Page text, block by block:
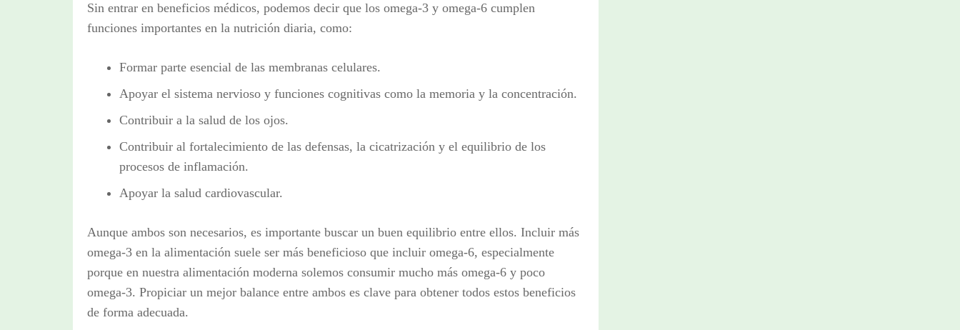
Sin entrar en beneficios médicos, podemos decir que los omega-3 y omega-6 cumplen
funciones importantes en la nutrición diaria, como:
Formar parte esencial de las membranas celulares.
Apoyar el sistema nervioso y funciones cognitivas como la memoria y la concentración.
Contribuir a la salud de los ojos.
Contribuir al fortalecimiento de las defensas, la cicatrización y el equilibrio de los
procesos de inflamación.
Apoyar la salud cardiovascular.
Aunque ambos son necesarios, es importante buscar un buen equilibrio entre ellos. Incluir más
omega-3 en la alimentación suele ser más beneficioso que incluir omega-6, especialmente
porque en nuestra alimentación moderna solemos consumir mucho más omega-6 y poco
omega-3. Propiciar un mejor balance entre ambos es clave para obtener todos estos beneficios
de forma adecuada.